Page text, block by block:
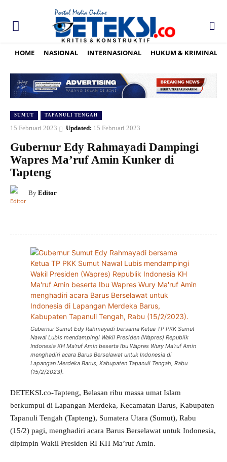
HOME NASIONAL INTERNASIONAL HUKUM & KRIMINAL
SUMUT TAPANULI TENGAH
15 Februari 2023 Updated: 15 Februari 2023
Gubernur Edy Rahmayadi Dampingi
Wapres Ma’ruf Amin Kunker di
Tapteng
By Editor
Gubernur Sumut Edy Rahmayadi bersama Ketua TP PKK Sumut
Nawal Lubis mendampingi Wakil Presiden (Wapres) Republik
Indonesia KH Ma'ruf Amin beserta Ibu Wapres Wury Ma'ruf Amin
menghadiri acara Barus Berselawat untuk Indonesia di
Lapangan Merdeka Barus, Kabupaten Tapanuli Tengah, Rabu
(15/2/2023).
DETEKSI.co-Tapteng, Belasan ribu massa umat Islam
berkumpul di Lapangan Merdeka, Kecamatan Barus, Kabupaten
Tapanuli Tengah (Tapteng), Sumatera Utara (Sumut), Rabu
(15/2) pagi, menghadiri acara Barus Berselawat untuk Indonesia,
dipimpin Wakil Presiden RI KH Ma’ruf Amin.